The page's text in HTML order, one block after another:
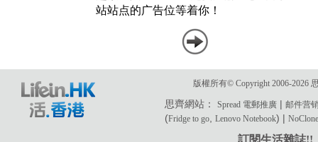
版權所有© Copyright 2006-2026
思齊網站：Spread 電郵推廣 |邮件营
(Fridge to go ,Lenovo Notebook) |